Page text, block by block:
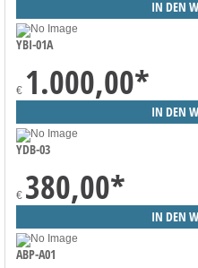
YBI-01A
€ 1.000,00*
YDB-03
€ 380,00*
ABP-A01